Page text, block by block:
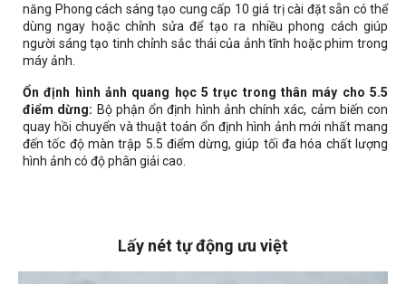
năng Phong cách sáng tạo cung cấp 10 giá trị cài đặt sẵn có thể
dùng ngay hoặc chỉnh sửa để tạo ra nhiều phong cách giúp
người sáng tạo tinh chỉnh sắc thái của ảnh tĩnh hoặc phim trong
máy ảnh.
Ổn định hình ảnh quang học 5 trục trong thân máy cho 5.5
điểm dừng: Bộ phận ổn định hình ảnh chính xác, cảm biến con
quay hồi chuyển và thuật toán ổn định hình ảnh mới nhất mang
đến tốc độ màn trập 5.5 điểm dừng, giúp tối đa hóa chất lượng
hình ảnh có độ phân giải cao.
Lấy nét tự động ưu việt